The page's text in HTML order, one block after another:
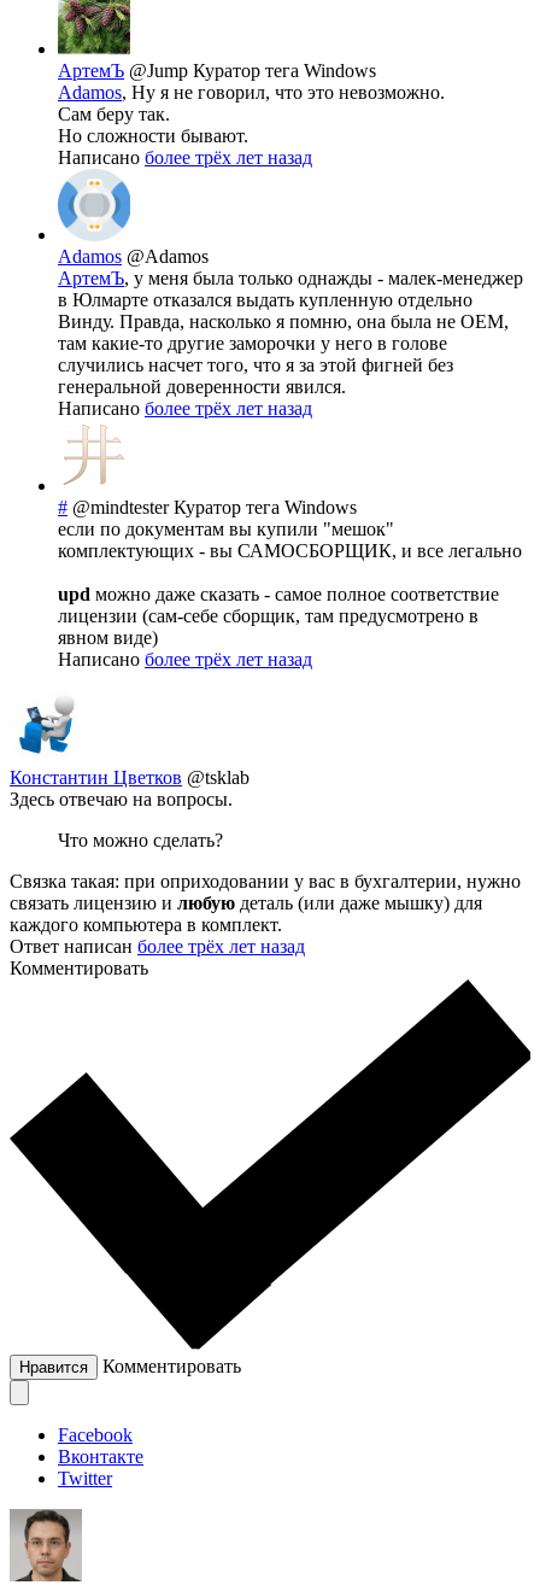
АртемЪ @Jump Куратор тега Windows
Adamos, Ну я не говорил, что это невозможно.
Сам беру так.
Но сложности бывают.
Написано более трёх лет назад
Adamos @Adamos
АртемЪ, у меня была только однажды - малек-менеджер
в Юлмарте отказался выдать купленную отдельно
Винду. Правда, насколько я помню, она была не ОЕМ,
там какие-то другие заморочки у него в голове
случились насчет того, что я за этой фигней без
генеральной доверенности явился.
Написано более трёх лет назад
# @mindtesterКуратор тега Windows
если по документам вы купили "мешок"
комплектующих - вы САМОСБОРЩИК, и все легально
upd можно даже сказать - самое полное соответствие
лицензии (сам-себе сборщик, там предусмотрено в
явном виде)
Написано более трёх лет назад
Константин Цветков @tsklab
Здесь отвечаю на вопросы.
Что можно сделать?
Связка такая: при оприходовании у вас в бухгалтерии, нужно
связать лицензию и любую деталь (или даже мышку) для
каждого компьютера в комплект.
Ответ написан более трёх лет назад
Комментировать
Нравится Комментировать
Facebook
Вконтакте
Twitter